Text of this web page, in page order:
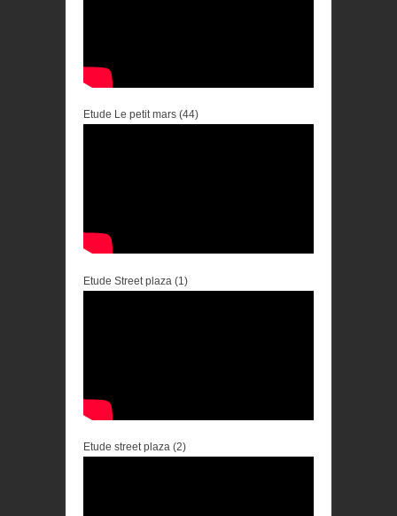
Etude Le petit mars (44)
Etude Street plaza (1)
Etude street plaza (2)